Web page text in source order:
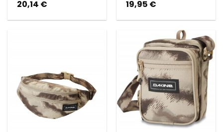
Hüfttasche
20,14 €
Hüfttasche
19,95 €